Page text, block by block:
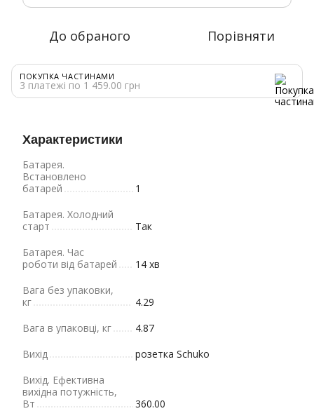
До обраного Порівняти
ПОКУПКА ЧАСТИНАМИ
3 платежі по 1 459.00 грн
Характеристики
Батарея.
Bстановлено
батарей
1
Батарея. Холодний
старт
Так
Батарея. Час
роботи від батарей
14 хв
Вага без упаковки,
кг
4.29
Вага в упаковці, кг
4.87
Вихід
розетка Schuko
Вихід. Ефективна
вихідна потужність,
Вт
360.00